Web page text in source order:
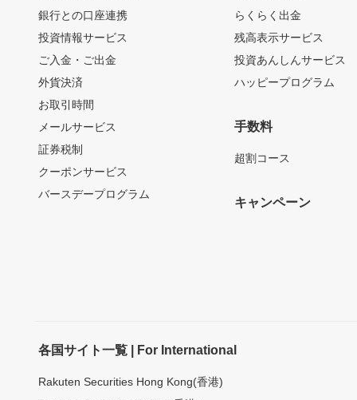
銀行との口座連携
投資情報サービス
ご入金・ご出金
外貨決済
お取引時間
メールサービス
証券税制
クーポンサービス
バースデープログラム
らくらく出金
残高表示サービス
投資あんしんサービス
ハッピープログラム
手数料
超割コース
キャンペーン
各国サイト一覧 | For International
Rakuten Securities Hong Kong(香港)